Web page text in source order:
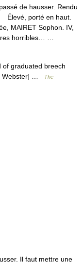
de hausser. Rendu
Élevé, porté en haut.
MAIRET Sophon. IV,
horribles… …
graduated breech
Webster] …
The
Il faut mettre une